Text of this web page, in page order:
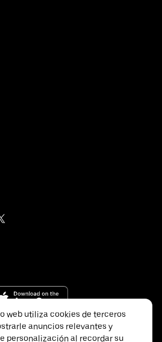
web utiliza cookies de terceros
anuncios relevantes y
personalización al recordar su